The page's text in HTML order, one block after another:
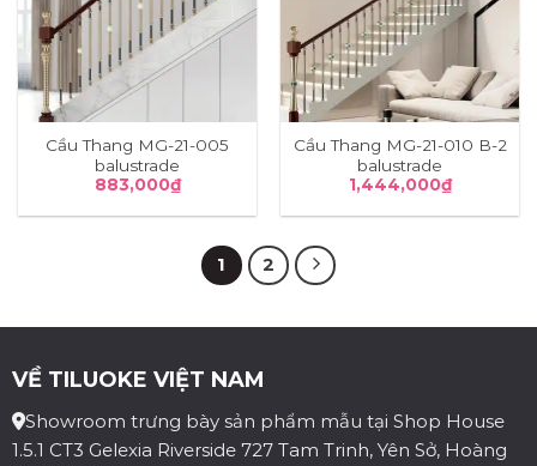
Cầu Thang MG-21-005
balustrade
883,000₫
Cầu Thang MG-21-010 B-2
balustrade
1,444,000₫
1 2
VỀ TILUOKE VIỆT NAM
Showroom trưng bày sản phẩm mẫu tại Shop House
1.5.1 CT3 Gelexia Riverside 727 Tam Trinh, Yên Sở, Hoàng